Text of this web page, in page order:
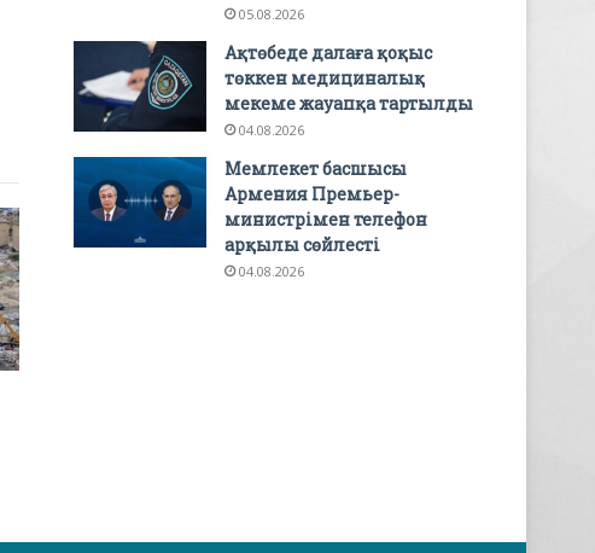
05.08.2026
Ақтөбеде далаға қоқыс
төккен медициналық
мекеме жауапқа тартылды
04.08.2026
Мемлекет басшысы
Армения Премьер-
министрімен телефон
арқылы сөйлесті
04.08.2026